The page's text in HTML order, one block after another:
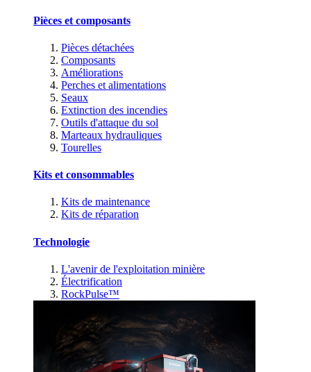
Pièces et composants
Pièces détachées
Composants
Améliorations
Perches et alimentations
Seaux
Extinction des incendies
Outils d'attaque du sol
Marteaux hydrauliques
Tourelles
Kits et consommables
Kits de maintenance
Kits de réparation
Technologie
L'avenir de l'exploitation minière
Électrification
RockPulse™